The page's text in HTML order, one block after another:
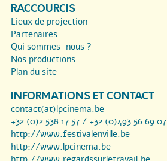
RACCOURCIS
Lieux de projection
Partenaires
Qui sommes-nous ?
Nos productions
Plan du site
INFORMATIONS ET CONTACT
contact(at)lpcinema.be
+32 (0)2 538 17 57 / +32 (0)493 56 69 07
http://www.festivalenville.be
http://www.lpcinema.be